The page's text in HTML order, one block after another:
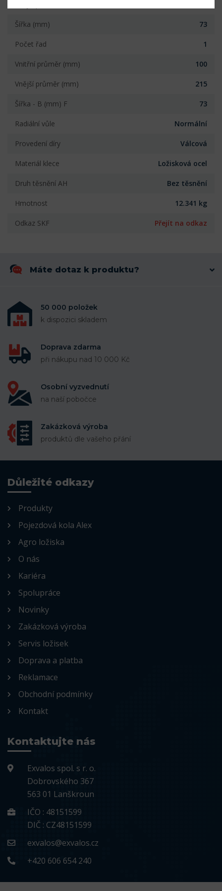
Šířka (mm) 73
Počet řad 1
Vnitřní průměr (mm) 100
Vnější průměr (mm) 215
Šířka - B (mm) F 73
Radiální vůle Normální
Provedení díry Válcová
Materiál klece Ložisková ocel
Druh těsnění AH Bez těsnění
Hmotnost 12.341 kg
Odkaz SKF Přejít na odkaz
Máte dotaz k produktu?
50 000 položek
k dispozici skladem
Doprava zdarma
při nákupu nad 10 000 Kč
Osobní vyzvednutí
na naší pobočce
Zakázková výroba
produktů dle vašeho přání
Důležité odkazy
Produkty
Pojezdová kola Alex
Agro ložiska
O nás
Kariéra
Spolupráce
Novinky
Zakázková výroba
Servis ložisek
Doprava a platba
Reklamace
Obchodní podmínky
Kontakt
Kontaktujte nás
Exvalos spol. s r. o.
Dobrovského 367
563 01 Lanškroun
IČO : 48151599
DIČ : CZ48151599
exvalos@exvalos.cz
+420 606 654 240